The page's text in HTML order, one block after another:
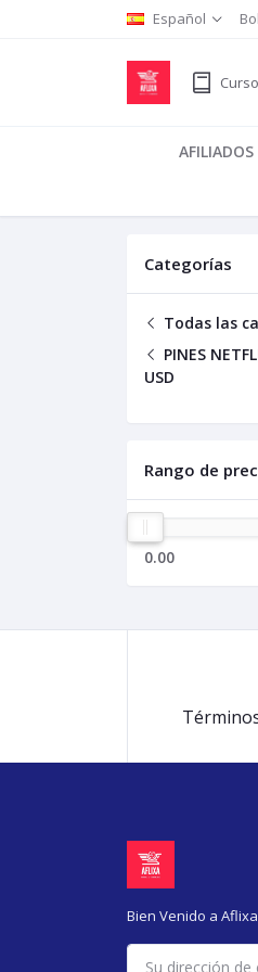
Español
AFILIADOS
Categorías
Todas las
PINES
USD
Rango de
0.00
Bien Venido a